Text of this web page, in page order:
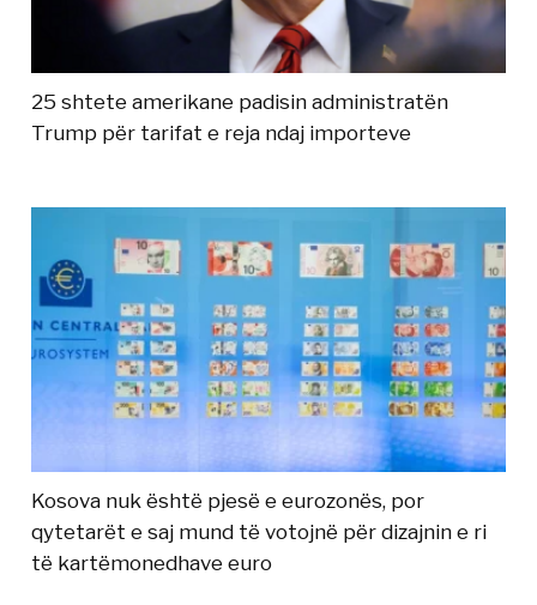
25 shtete amerikane padisin administratën
Trump për tarifat e reja ndaj importeve
Kosova nuk është pjesë e eurozonës, por
qytetarët e saj mund të votojnë për dizajnin e ri
të kartëmonedhave euro